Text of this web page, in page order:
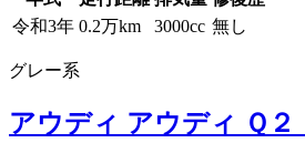
令和3年 0.2万km 3000cc 無し
グレー系
アウディ アウディ Ｑ２